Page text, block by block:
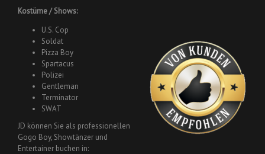
Kostüme / Shows:
U.S. Cop
Soldat
Pizza Boy
Spartacus
Polizei
Gentleman
Terminator
SWAT
JD können Sie als professionellen
Gogo Boy, Showtänzer und
Entertainer buchen in: